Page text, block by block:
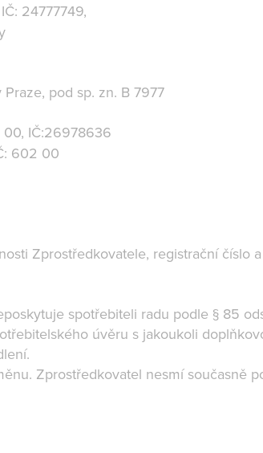
24777749,
pod sp. zn. B 7977
IČ:26978636
602 00
Zprostředkovatele, registrační číslo
spotřebiteli radu podle § 85
úvěru s jakoukoli
Zprostředkovatel nesmí současně